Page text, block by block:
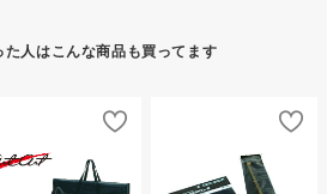
た人はこんな商品も買ってます